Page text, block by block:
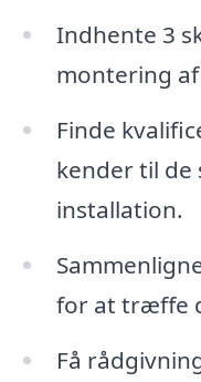
Indhente 3
montering
Finde
kender til de
installation.
for at træffe
Få